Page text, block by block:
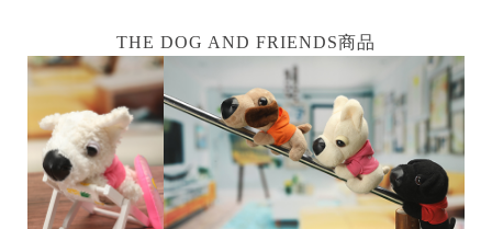
THE DOG AND FRIENDS商品